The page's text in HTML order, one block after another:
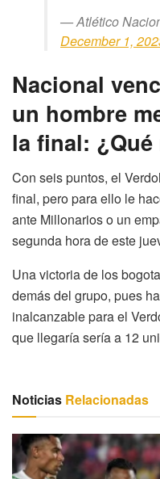
— Atlético
December 1,
Nacional
un hombre
la final: ¿Qué
Con seis puntos, el
final, pero para ello le
ante Millonarios o un
segunda hora de este
Una victoria de los
demás del grupo, pues
inalcanzable para el
que llegaría sería a 12
Noticias Relacionadas